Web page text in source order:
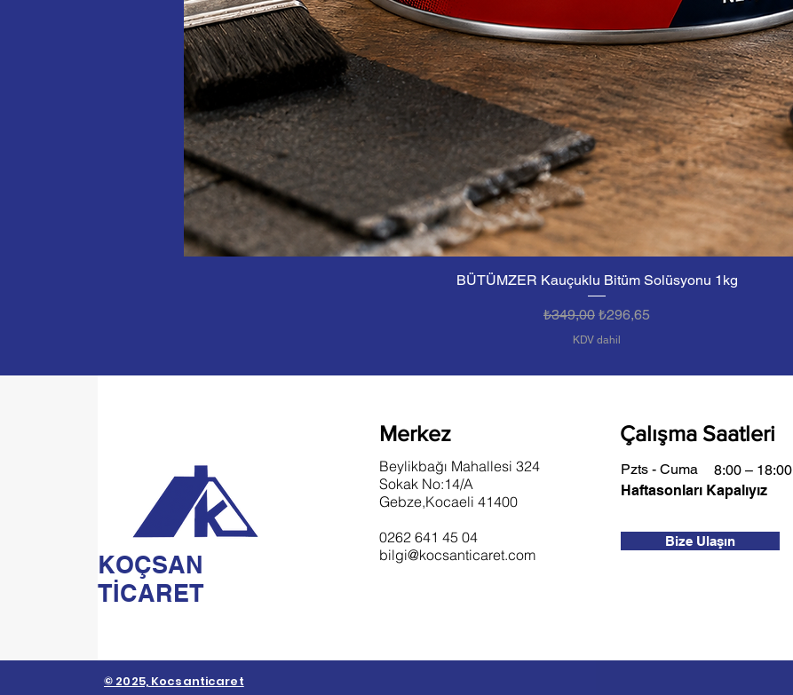
Hızlı Bakış
BÜTÜMZER Kauçuklu Bitüm Solüsyonu 1kg
Normal Fiyat
₺349,00 İndirimli Fiyat
₺296,65
KDV dahil
KOÇSAN
TİCARET
Merkez
Beylikbağı Mahallesi 324
Sokak No:14/A
Gebze,Kocaeli 41400
0262 641 45 04
bilgi@kocsanticaret.com
Çalışma Saatleri
Haftasonları Kapalıyız
Pzts - Cuma 8:00 – 18:00
Bize Ulaşın
© 2025, Kocsanticaret